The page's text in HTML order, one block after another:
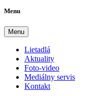
Menu
Menu
Lietadlá
Aktuality
Foto-video
Mediálny servis
Kontakt